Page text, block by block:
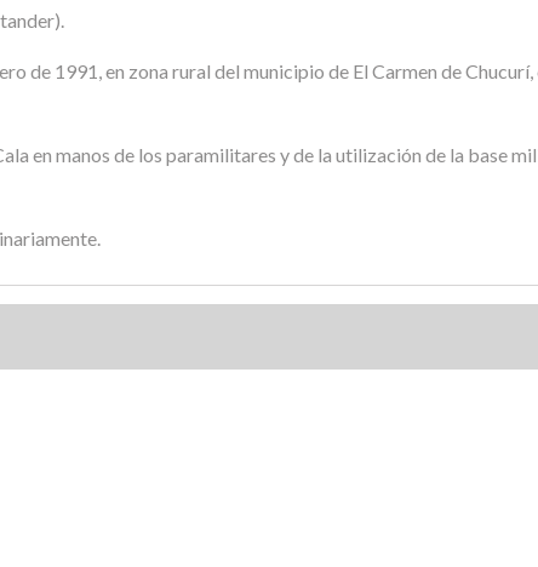
de 1991, en zona rural del municipio de El Carmen de
en manos de los paramilitares y de la utilización de la base